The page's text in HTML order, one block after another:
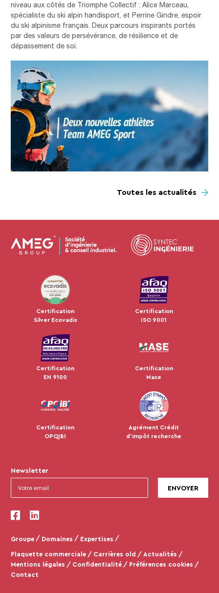
niveau aux côtés de Triomphe Collectif : Alice Marceau,
spécialiste du ski alpin handisport, et Perrine Gindre, espoir
du ski alpinisme français. Deux parcours inspirants portés
par des valeurs de persévérance, de résilience et de
dépassement de soi.
Toutes les actualités
JUL 2024
Certification
Silver Ecovadis
Certification
ISO 9001
Certification
EN 9100
Certification
Mase
Certification
OPQIBI
Agrément Crédit
d'impôt recherche
Newsletter
Groupe Domaines
Expertises
Plaquette commerciale
Carrières old
Actualités
Mentions légales
Confidentialité
Préférences cookies
Contact